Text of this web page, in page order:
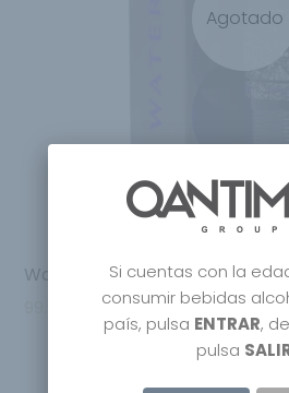
Agotado
Waterford Single Malt Whisky
Si cuentas con la
consumir bebidas
país, pulsa ENTRAR,
pulsa